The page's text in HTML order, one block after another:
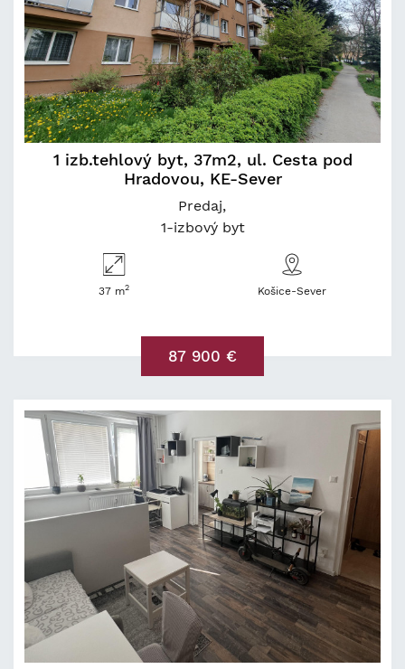
1 izb.tehlový byt, 37m2, ul. Cesta pod
Hradovou, KE-Sever
Predaj
1-izbový byt
37 m2 Košice-Sever
87 900 €